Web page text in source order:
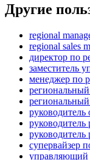
Другие
regional
regional sales
директор по
заместитель
менеджер по
руководитель
супервайзер
управляющий